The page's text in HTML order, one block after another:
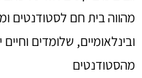
מהווה בית חם לסטודנטים
ובינלאומיים, שלומדים
מהסטודנטים